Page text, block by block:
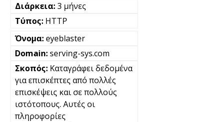
3 μήνες
HTTP
eyeblaster
serving-sys.com
Καταγράφει δεδομένα
για επισκέπτες από πολλές
επισκέψεις και σε πολλούς
ιστότοπους. Αυτές οι
πληροφορίες